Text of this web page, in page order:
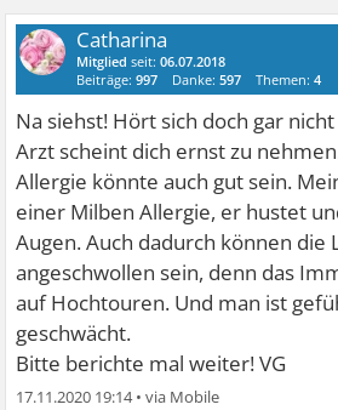
Catharina
Mitglied seit:06.07.2018
Beiträge:997 Danke:597 Themen:4
Na siehst! Hört sich doch gar
Arzt scheint dich ernst zu
Allergie könnte auch gut sein.
einer Milben Allergie, er hustet
Augen. Auch dadurch können die
angeschwollen sein, denn das
auf Hochtouren. Und man ist
geschwächt.
Bitte berichte mal weiter! VG
17.11.2020 19:14•